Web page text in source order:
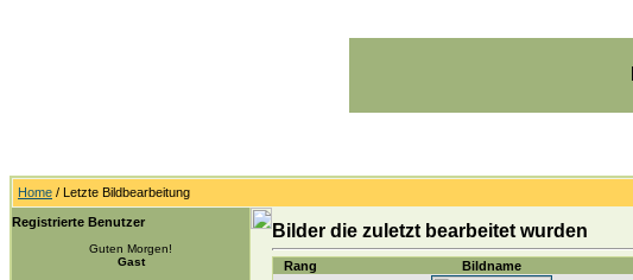
Home / Letzte Bildbearbeitung
Registrierte Benutzer
Guten Morgen!
Gast
Bilder die zuletzt bearbeitet wurden
Rang Bildname